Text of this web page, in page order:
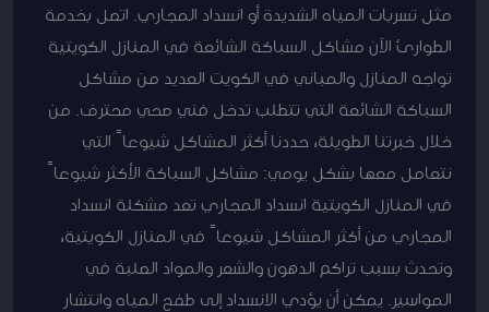
مثل تسربات المياه الشديدة أو انسداد المجاري. اتصل بخدمة
الطوارئ الآن مشاكل السباكة الشائعة في المنازل الكويتية
تواجه المنازل والمباني في الكويت العديد من مشاكل
السباكة الشائعة التي تتطلب تدخل فني صحي محترف. من
خلال خبرتنا الطويلة، حددنا أكثر المشاكل شيوعاً التي
نتعامل معها بشكل يومي: مشاكل السباكة الأكثر شيوعاً
في المنازل الكويتية انسداد المجاري تعد مشكلة انسداد
المجاري من أكثر المشاكل شيوعاً في المنازل الكويتية،
وتحدث بسبب تراكم الدهون والشعر والمواد الصلبة في
المواسير. يمكن أن يؤدي الانسداد إلى طفح المياه وانتشار